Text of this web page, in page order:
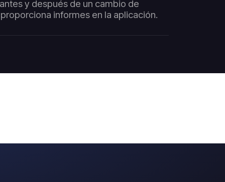
y después de un cambio de
informes en la aplicación.